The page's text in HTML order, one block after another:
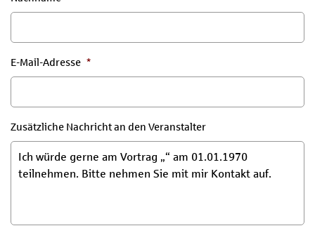
E-Mail-Adresse *
Zusätzliche Nachricht an den Veranstalter